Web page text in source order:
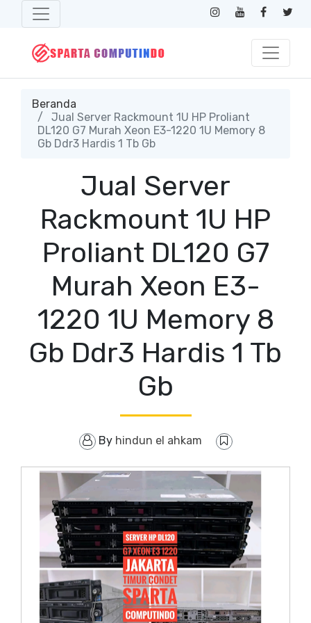
Beranda
Jual Server Rackmount 1U HP Proliant
DL120 G7 Murah Xeon E3-1220 1U Memory 8
Gb Ddr3 Hardis 1 Tb Gb
Jual Server
Rackmount 1U HP
Proliant DL120 G7
Murah Xeon E3-
1220 1U Memory 8
Gb Ddr3 Hardis 1 Tb
Gb
By hindun el ahkam